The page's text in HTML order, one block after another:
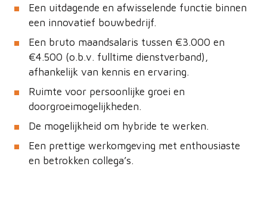
Een uitdagende en afwisselende functie binnen
een innovatief bouwbedrijf.
Een bruto maandsalaris tussen €3.000 en
€4.500 (o.b.v. fulltime dienstverband),
afhankelijk van kennis en ervaring.
Ruimte voor persoonlijke groei en
doorgroeimogelijkheden.
De mogelijkheid om hybride te werken.
Een prettige werkomgeving met enthousiaste
en betrokken collega’s.